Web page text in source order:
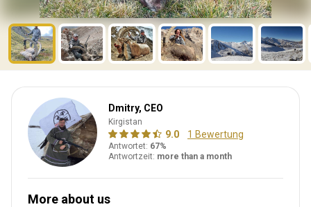
Dmitry, CEO
Kirgistan
9.0 1 Bewertung
Antwortet: 67%
Antwortzeit: more than a month
More about us